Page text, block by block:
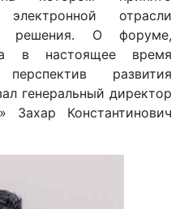
отрасли
решения. О форуме,
в настоящее время
развития
генеральный директор
Константинович